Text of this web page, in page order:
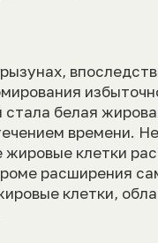
стала белая
времени.
клетки
расширения
клетки,